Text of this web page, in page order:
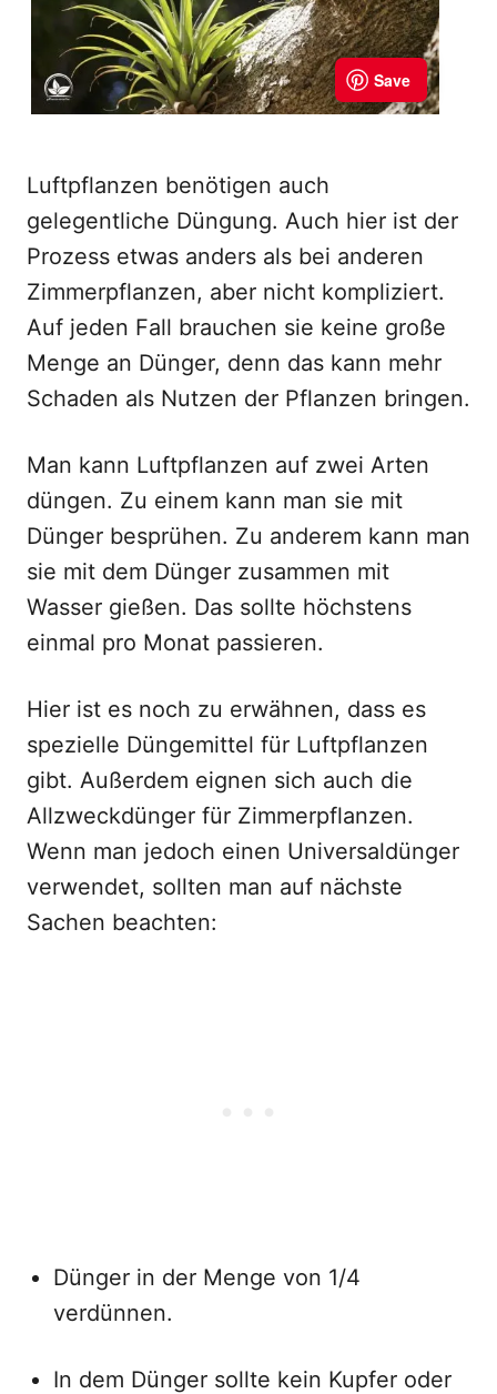
Luftpflanzen benötigen auch
gelegentliche Düngung. Auch hier ist der
Prozess etwas anders als bei anderen
Zimmerpflanzen, aber nicht kompliziert.
Auf jeden Fall brauchen sie keine große
Menge an Dünger, denn das kann mehr
Schaden als Nutzen der Pflanzen bringen.
Man kann Luftpflanzen auf zwei Arten
düngen. Zu einem kann man sie mit
Dünger besprühen. Zu anderem kann man
sie mit dem Dünger zusammen mit
Wasser gießen. Das sollte höchstens
einmal pro Monat passieren.
Hier ist es noch zu erwähnen, dass es
spezielle Düngemittel für Luftpflanzen
gibt. Außerdem eignen sich auch die
Allzweckdünger für Zimmerpflanzen.
Wenn man jedoch einen Universaldünger
verwendet, sollten man auf nächste
Sachen beachten:
Dünger in der Menge von 1/4
verdünnen.
In dem Dünger sollte kein Kupfer oder